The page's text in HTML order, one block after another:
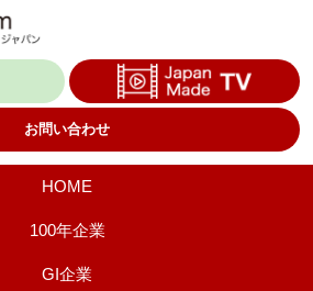
お問い合わせ
HOME
100年企業
GI企業